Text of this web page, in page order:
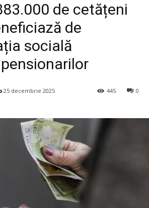
de cetățeni
de
socială
25 decembrie 2025 0
445